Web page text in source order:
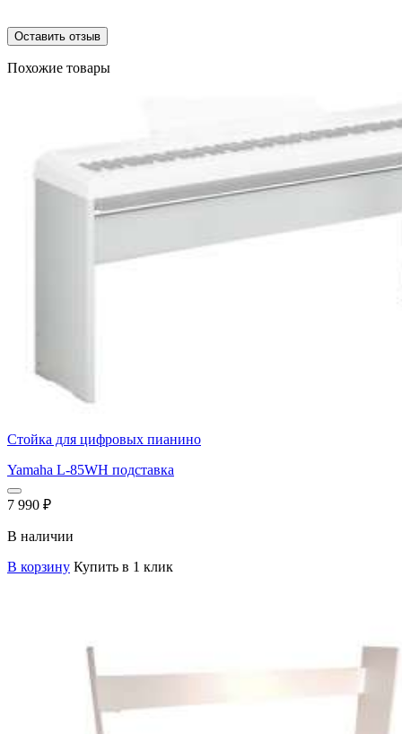
Оставить отзыв
Похожие товары
Стойка для цифровых пианино
Yamaha L-85WH подставка
7 990 ₽
В наличии
В корзину Купить в 1 клик